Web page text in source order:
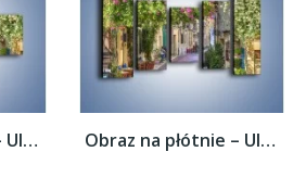
Obraz na płótnie – Uliczka w historycznej... Obraz na płótnie – Uliczka w historycznej...